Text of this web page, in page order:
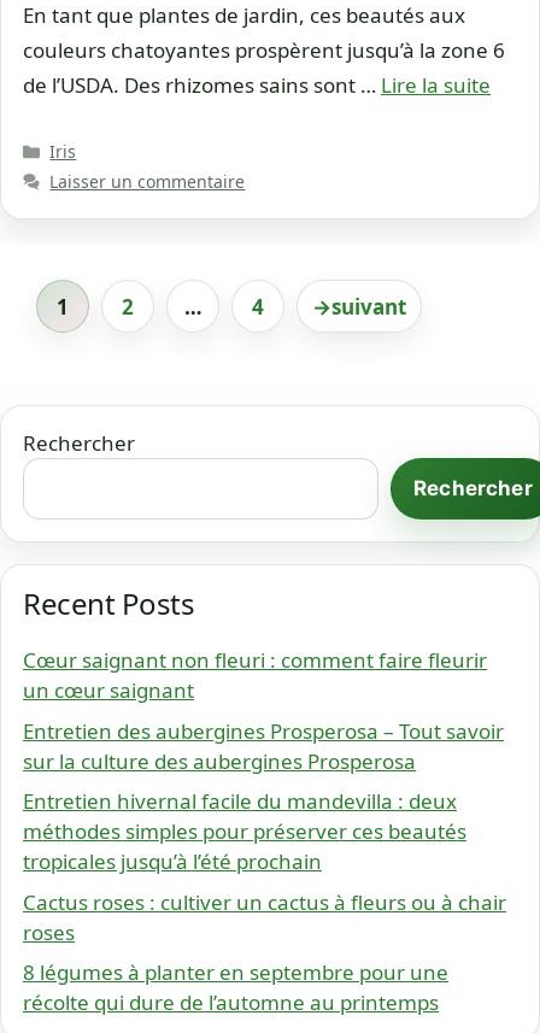
En tant que plantes de jardin, ces beautés aux
couleurs chatoyantes prospèrent jusqu’à la zone 6
de l’USDA. Des rhizomes sains sont … Lire la suite
Catégories
Iris
Laisser un commentaire
Page
1 Page
2 … Page
4 →suivant
Rechercher
Rechercher
Recent Posts
Cœur saignant non fleuri : comment faire fleurir
un cœur saignant
Entretien des aubergines Prosperosa – Tout savoir
sur la culture des aubergines Prosperosa
Entretien hivernal facile du mandevilla : deux
méthodes simples pour préserver ces beautés
tropicales jusqu’à l’été prochain
Cactus roses : cultiver un cactus à fleurs ou à chair
roses
8 légumes à planter en septembre pour une
récolte qui dure de l’automne au printemps